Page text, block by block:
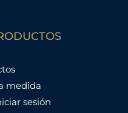
medida
sesión